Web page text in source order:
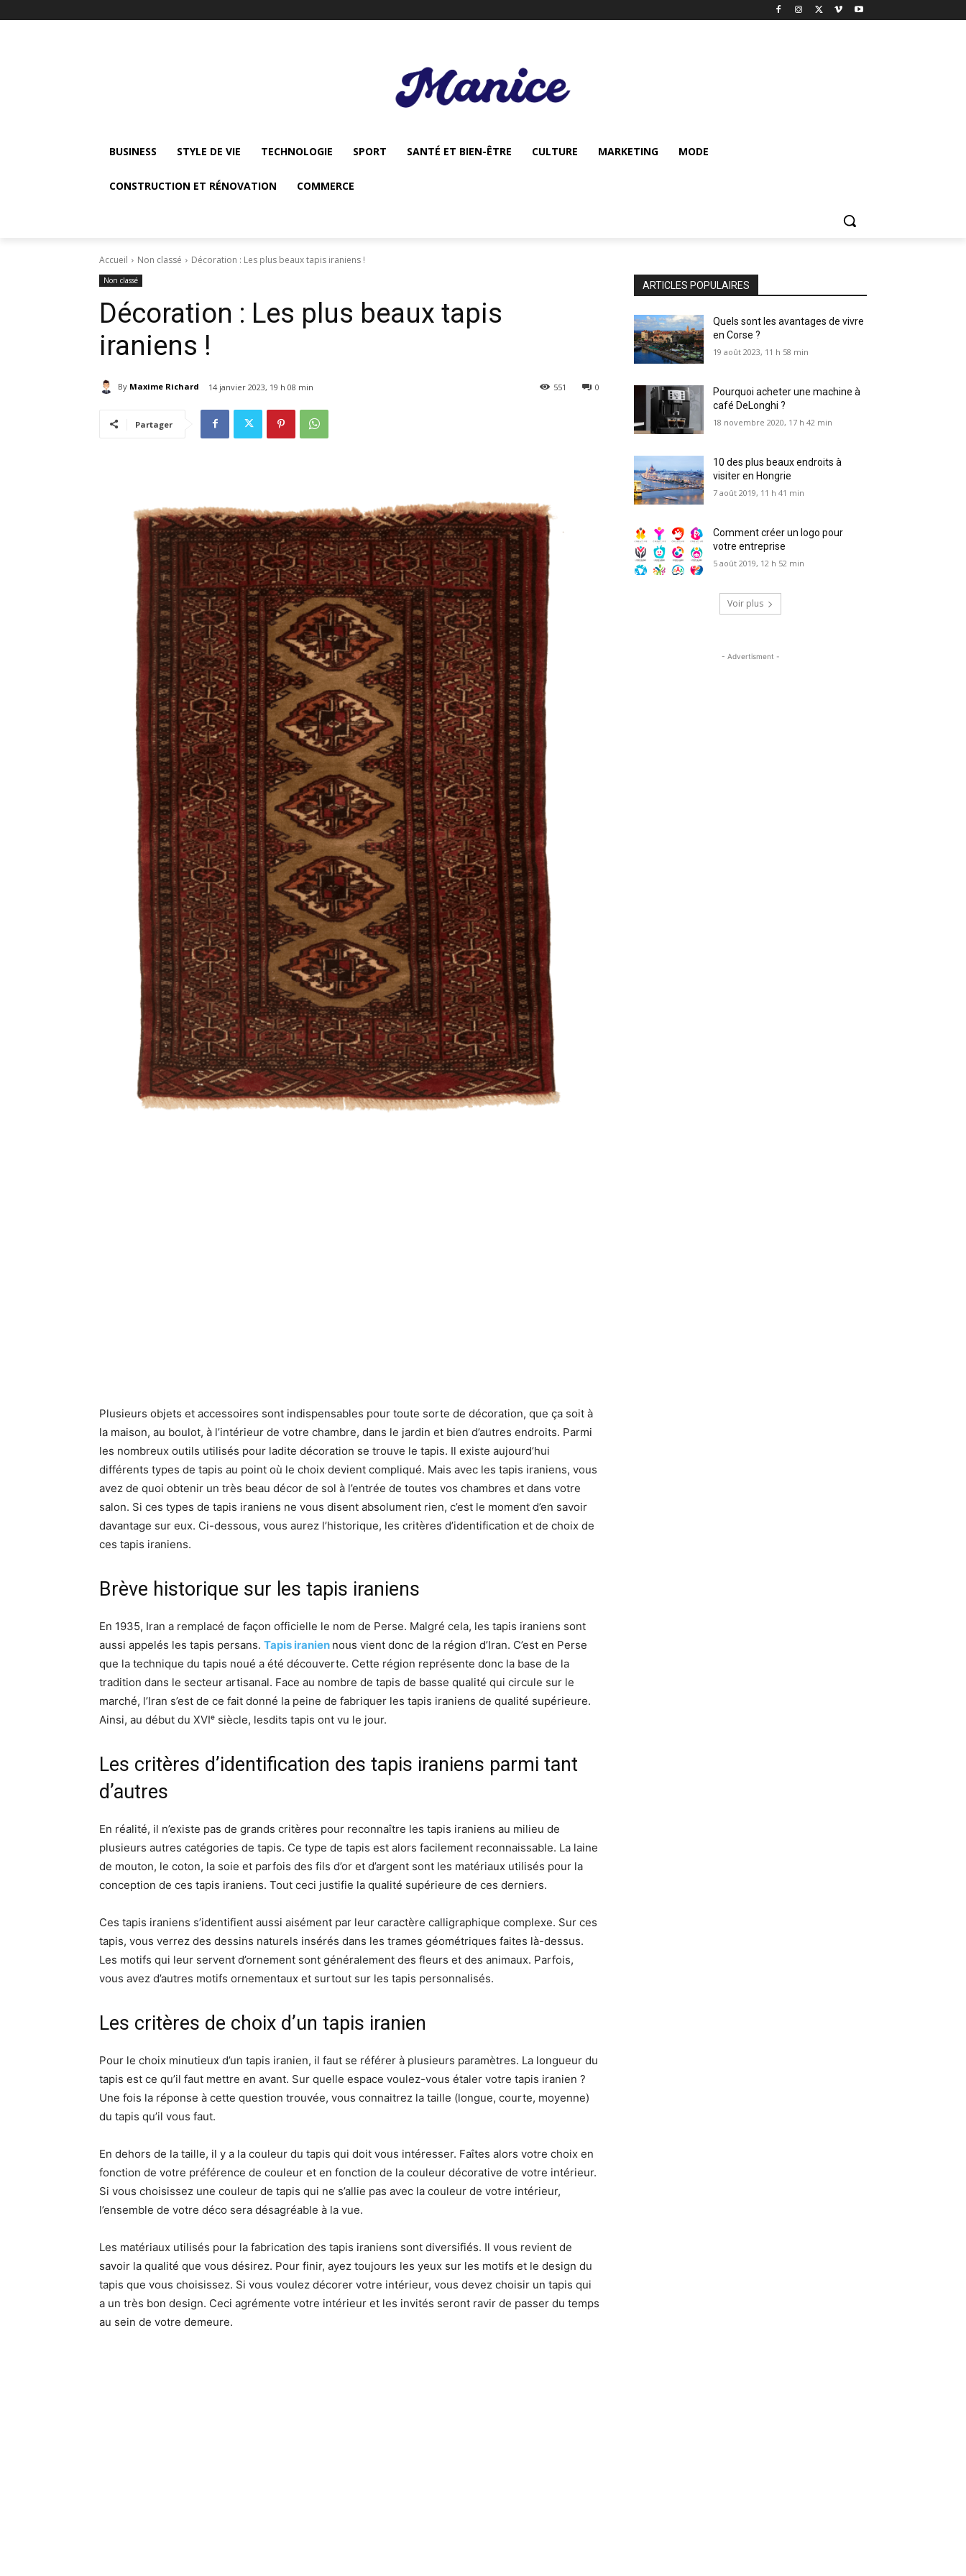
BUSINESS STYLE DE VIE TECHNOLOGIE SPORT SANTÉ ET BIEN-ÊTRE CULTURE MARKETING MODE
CONSTRUCTION ET RÉNOVATION COMMERCE
Accueil Non classé Décoration : Les plus beaux tapis iraniens !
Non classé
Décoration : Les plus beaux tapis
iraniens !
By Maxime Richard 14 janvier 2023, 19 h 08 min 0
551
Partager
Plusieurs objets et accessoires sont indispensables pour toute sorte de décoration, que ça soit à
la maison, au boulot, à l’intérieur de votre chambre, dans le jardin et bien d’autres endroits. Parmi
les nombreux outils utilisés pour ladite décoration se trouve le tapis. Il existe aujourd’hui
différents types de tapis au point où le choix devient compliqué. Mais avec les tapis iraniens, vous
avez de quoi obtenir un très beau décor de sol à l’entrée de toutes vos chambres et dans votre
salon. Si ces types de tapis iraniens ne vous disent absolument rien, c’est le moment d’en savoir
davantage sur eux. Ci-dessous, vous aurez l’historique, les critères d’identification et de choix de
ces tapis iraniens.
Brève historique sur les tapis iraniens
En 1935, Iran a remplacé de façon officielle le nom de Perse. Malgré cela, les tapis iraniens sont
aussi appelés les tapis persans. Tapis iranien nous vient donc de la région d’Iran. C’est en Perse
que la technique du tapis noué a été découverte. Cette région représente donc la base de la
tradition dans le secteur artisanal. Face au nombre de tapis de basse qualité qui circule sur le
marché, l’Iran s’est de ce fait donné la peine de fabriquer les tapis iraniens de qualité supérieure.
Ainsi, au début du XVIᵉ siècle, lesdits tapis ont vu le jour.
Les critères d’identification des tapis iraniens parmi tant
d’autres
En réalité, il n’existe pas de grands critères pour reconnaître les tapis iraniens au milieu de
plusieurs autres catégories de tapis. Ce type de tapis est alors facilement reconnaissable. La laine
de mouton, le coton, la soie et parfois des fils d’or et d’argent sont les matériaux utilisés pour la
conception de ces tapis iraniens. Tout ceci justifie la qualité supérieure de ces derniers.
Ces tapis iraniens s’identifient aussi aisément par leur caractère calligraphique complexe. Sur ces
tapis, vous verrez des dessins naturels insérés dans les trames géométriques faites là-dessus.
Les motifs qui leur servent d’ornement sont généralement des fleurs et des animaux. Parfois,
vous avez d’autres motifs ornementaux et surtout sur les tapis personnalisés.
Les critères de choix d’un tapis iranien
Pour le choix minutieux d’un tapis iranien, il faut se référer à plusieurs paramètres. La longueur du
tapis est ce qu’il faut mettre en avant. Sur quelle espace voulez-vous étaler votre tapis iranien ?
Une fois la réponse à cette question trouvée, vous connaitrez la taille (longue, courte, moyenne)
du tapis qu’il vous faut.
En dehors de la taille, il y a la couleur du tapis qui doit vous intéresser. Faîtes alors votre choix en
fonction de votre préférence de couleur et en fonction de la couleur décorative de votre intérieur.
Si vous choisissez une couleur de tapis qui ne s’allie pas avec la couleur de votre intérieur,
l’ensemble de votre déco sera désagréable à la vue.
Les matériaux utilisés pour la fabrication des tapis iraniens sont diversifiés. Il vous revient de
savoir la qualité que vous désirez. Pour finir, ayez toujours les yeux sur les motifs et le design du
tapis que vous choisissez. Si vous voulez décorer votre intérieur, vous devez choisir un tapis qui
a un très bon design. Ceci agrémente votre intérieur et les invités seront ravir de passer du temps
au sein de votre demeure.
ARTICLES POPULAIRES
Quels sont les avantages de vivre
en Corse ?
19 août 2023, 11 h 58 min
Pourquoi acheter une machine à
café DeLonghi ?
18 novembre 2020, 17 h 42 min
10 des plus beaux endroits à
visiter en Hongrie
7 août 2019, 11 h 41 min
Comment créer un logo pour
votre entreprise
5 août 2019, 12 h 52 min
Voir plus
- Advertisment -